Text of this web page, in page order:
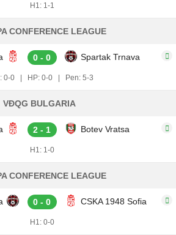
H1: 1-1
CONFERENCE LEAGUE
0 - 0 Spartak Trnava
0-0 HP: 0-0 Pen: 5-3
VĐQG BULGARIA
2 - 1 Botev Vratsa
H1: 1-0
CONFERENCE LEAGUE
0 - 0 CSKA 1948 Sofia
H1: 0-0